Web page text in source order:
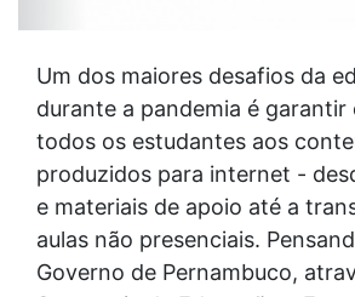
Um dos maiores desafios da
durante a pandemia é garantir
todos os estudantes aos
produzidos para internet -
e materiais de apoio até a
aulas não presenciais.
Governo de Pernambuco,